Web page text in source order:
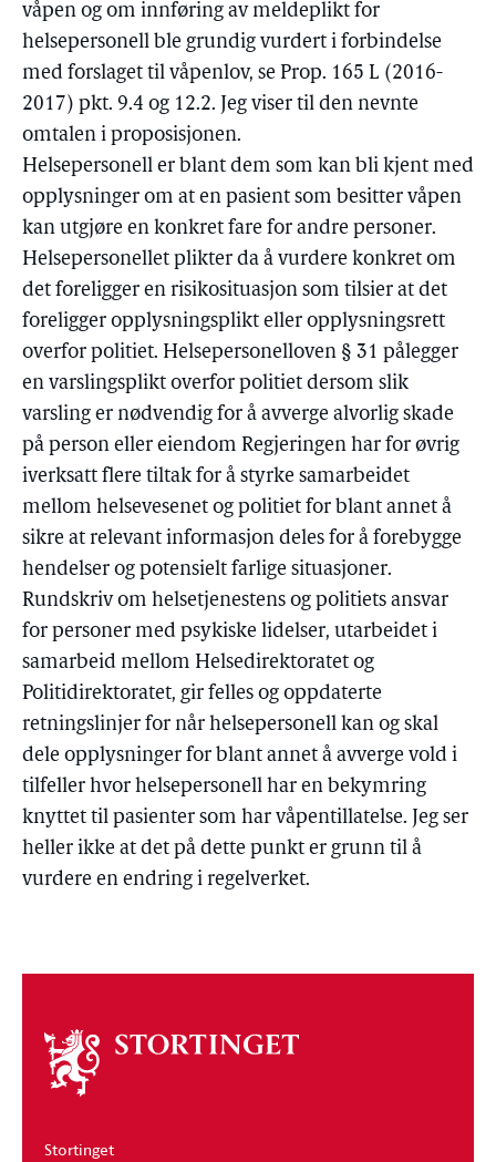
våpen og om innføring av meldeplikt for
helsepersonell ble grundig vurdert i forbindelse
med forslaget til våpenlov, se Prop. 165 L (2016-
2017) pkt. 9.4 og 12.2. Jeg viser til den nevnte
omtalen i proposisjonen.
Helsepersonell er blant dem som kan bli kjent med
opplysninger om at en pasient som besitter våpen
kan utgjøre en konkret fare for andre personer.
Helsepersonellet plikter da å vurdere konkret om
det foreligger en risikosituasjon som tilsier at det
foreligger opplysningsplikt eller opplysningsrett
overfor politiet. Helsepersonelloven § 31 pålegger
en varslingsplikt overfor politiet dersom slik
varsling er nødvendig for å avverge alvorlig skade
på person eller eiendom Regjeringen har for øvrig
iverksatt flere tiltak for å styrke samarbeidet
mellom helsevesenet og politiet for blant annet å
sikre at relevant informasjon deles for å forebygge
hendelser og potensielt farlige situasjoner.
Rundskriv om helsetjenestens og politiets ansvar
for personer med psykiske lidelser, utarbeidet i
samarbeid mellom Helsedirektoratet og
Politidirektoratet, gir felles og oppdaterte
retningslinjer for når helsepersonell kan og skal
dele opplysninger for blant annet å avverge vold i
tilfeller hvor helsepersonell har en bekymring
knyttet til pasienter som har våpentillatelse. Jeg ser
heller ikke at det på dette punkt er grunn til å
vurdere en endring i regelverket.
Om
stortinget
Stortinget